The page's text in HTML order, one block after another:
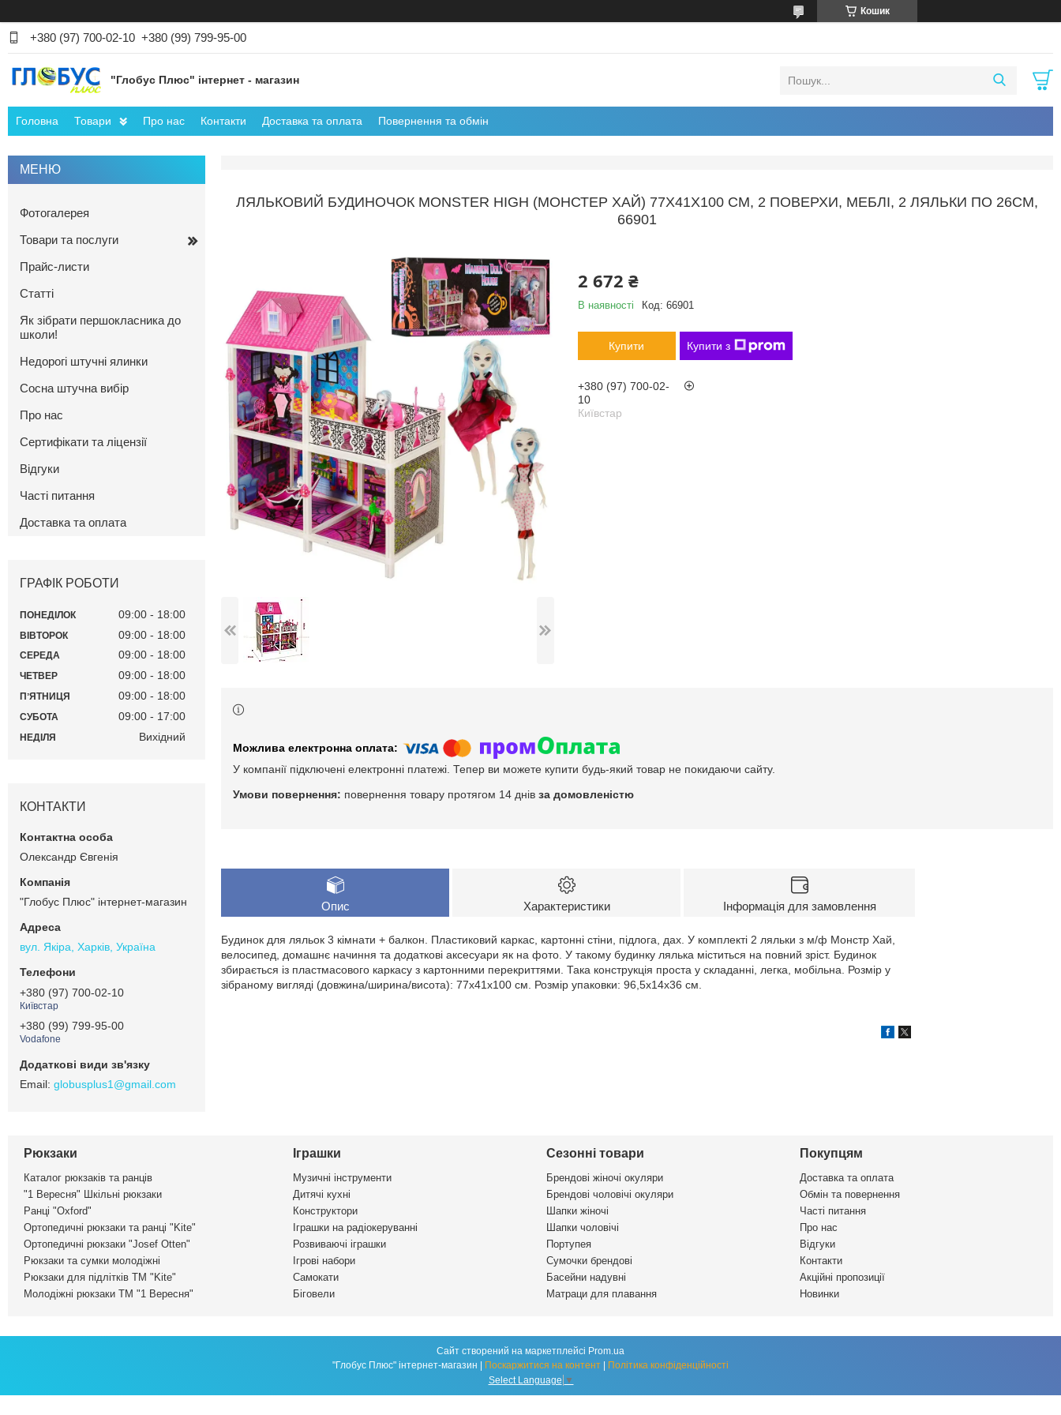
Кошик
+380 (97) 700-02-10 +380 (99) 799-95-00
"Глобус Плюс" інтернет - магазин
Головна Товари Про нас Контакти Доставка та оплата Повернення та обмін
ЛЯЛЬКОВИЙ БУДИНОЧОК MONSTER HIGH (МОНСТЕР ХАЙ) 77Х41Х100 СМ, 2 ПОВЕРХИ, МЕБЛІ, 2 ЛЯЛЬКИ ПО 26СМ,
66901
2 672 ₴
В наявності Код: 66901
Купити Купити з
+380 (97) 700-02-
10
Київстар
У компанії підключені електронні платежі. Тепер ви можете купити будь-який товар не покидаючи сайту.
повернення товару протягом 14 днів за домовленістю
Опис Характеристики Інформація для замовлення
Будинок для ляльок 3 кімнати + балкон. Пластиковий каркас, картонні стіни, підлога, дах. У комплекті 2 ляльки з м/ф Монстр Хай,
велосипед, домашнє начиння та додаткові аксесуари як на фото. У такому будинку лялька міститься на повний зріст. Будинок
збирається із пластмасового каркасу з картонними перекриттями. Така конструкція проста у складанні, легка, мобільна. Розмір у
зібраному вигляді (довжина/ширина/висота): 77х41х100 см. Розмір упаковки: 96,5х14х36 см.
Фотогалерея
Товари та послуги
Прайс-листи
Статті
Як зібрати першокласника до
школи!
Недорогі штучні ялинки
Сосна штучна вибір
Про нас
Сертифікати та ліцензії
Відгуки
Часті питання
Доставка та оплата
ГРАФІК РОБОТИ
ПОНЕДІЛОК 09:00 18:00
ВІВТОРОК 09:00 18:00
СЕРЕДА 09:00 18:00
ЧЕТВЕР 09:00 18:00
ПʼЯТНИЦЯ 09:00 18:00
СУБОТА 09:00 17:00
НЕДІЛЯ Вихідний
КОНТАКТИ
Олександр Євгенія
"Глобус Плюс" інтернет-магазин
вул. Якіра, Харків, Україна
+380 (97) 700-02-10
Київстар
+380 (99) 799-95-00
Vodafone
globusplus1@gmail.com
Рюкзаки
Каталог рюкзаків та ранців
"1 Вересня" Шкільні рюкзаки
Ранці "Oxford"
Ортопедичні рюкзаки та ранці "Kite"
Ортопедичні рюкзаки "Josef Otten"
Рюкзаки та сумки молодіжні
Рюкзаки для підлітків ТМ "Kite"
Молодіжні рюкзаки ТМ "1 Вересня"
Іграшки
Музичні інструменти
Дитячі кухні
Конструктори
Іграшки на радіокеруванні
Розвиваючі іграшки
Ігрові набори
Самокати
Біговели
Сезонні товари
Брендові жіночі окуляри
Брендові чоловічі окуляри
Шапки жіночі
Шапки чоловічі
Портупея
Сумочки брендові
Басейни надувні
Матраци для плавання
Покупцям
Доставка та оплата
Обмін та повернення
Часті питання
Про нас
Відгуки
Контакти
Акційні пропозиції
Новинки
Сайт створений на маркетплейсі Prom.ua
Поскаржитися на контент
Політика конфіденційності
Select Language ▼